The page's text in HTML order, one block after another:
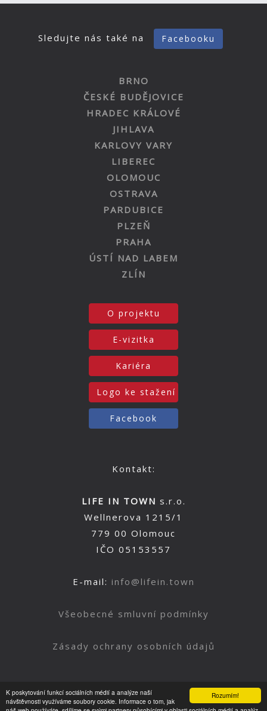
Rozumím!
K poskytování funkcí sociálních médií a analýze naší
návštěvnosti využíváme soubory cookie. Informace o tom, jak
Sledujte nás také na Facebooku
BRNO
ČESKÉ BUDĚJOVICE
HRADEC KRÁLOVÉ
JIHLAVA
KARLOVY VARY
LIBEREC
OLOMOUC
OSTRAVA
PARDUBICE
PLZEŇ
PRAHA
ÚSTÍ NAD LABEM
ZLÍN
O projektu
E-vizitka
Kariéra
Logo ke stažení
Facebook
Kontakt:
LIFE IN TOWN s.r.o.
Wellnerova 1215/1
779 00 Olomouc
IČO 05153557
E-mail: info@lifein.town
Všeobecné smluvní podmínky
Zásady ochrany osobních údajů
Nahoru